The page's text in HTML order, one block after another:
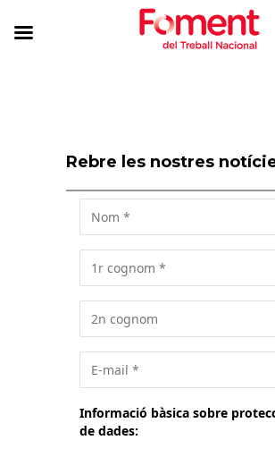
Rebre les nostres
Informació bàsica sobre
de dades: